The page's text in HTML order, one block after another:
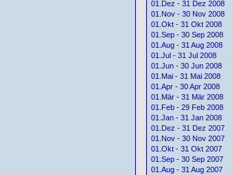
01.Dez - 31 Dez 2008
01.Nov - 30 Nov 2008
01.Okt - 31 Okt 2008
01.Sep - 30 Sep 2008
01.Aug - 31 Aug 2008
01.Jul - 31 Jul 2008
01.Jun - 30 Jun 2008
01.Mai - 31 Mai 2008
01.Apr - 30 Apr 2008
01.Mär - 31 Mär 2008
01.Feb - 29 Feb 2008
01.Jan - 31 Jan 2008
01.Dez - 31 Dez 2007
01.Nov - 30 Nov 2007
01.Okt - 31 Okt 2007
01.Sep - 30 Sep 2007
01.Aug - 31 Aug 2007